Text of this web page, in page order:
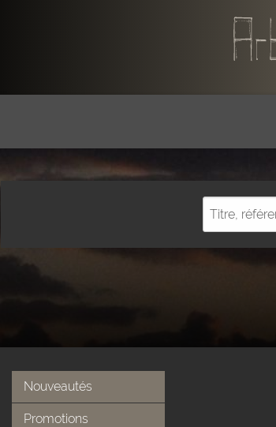
Nouveautés
Promotions